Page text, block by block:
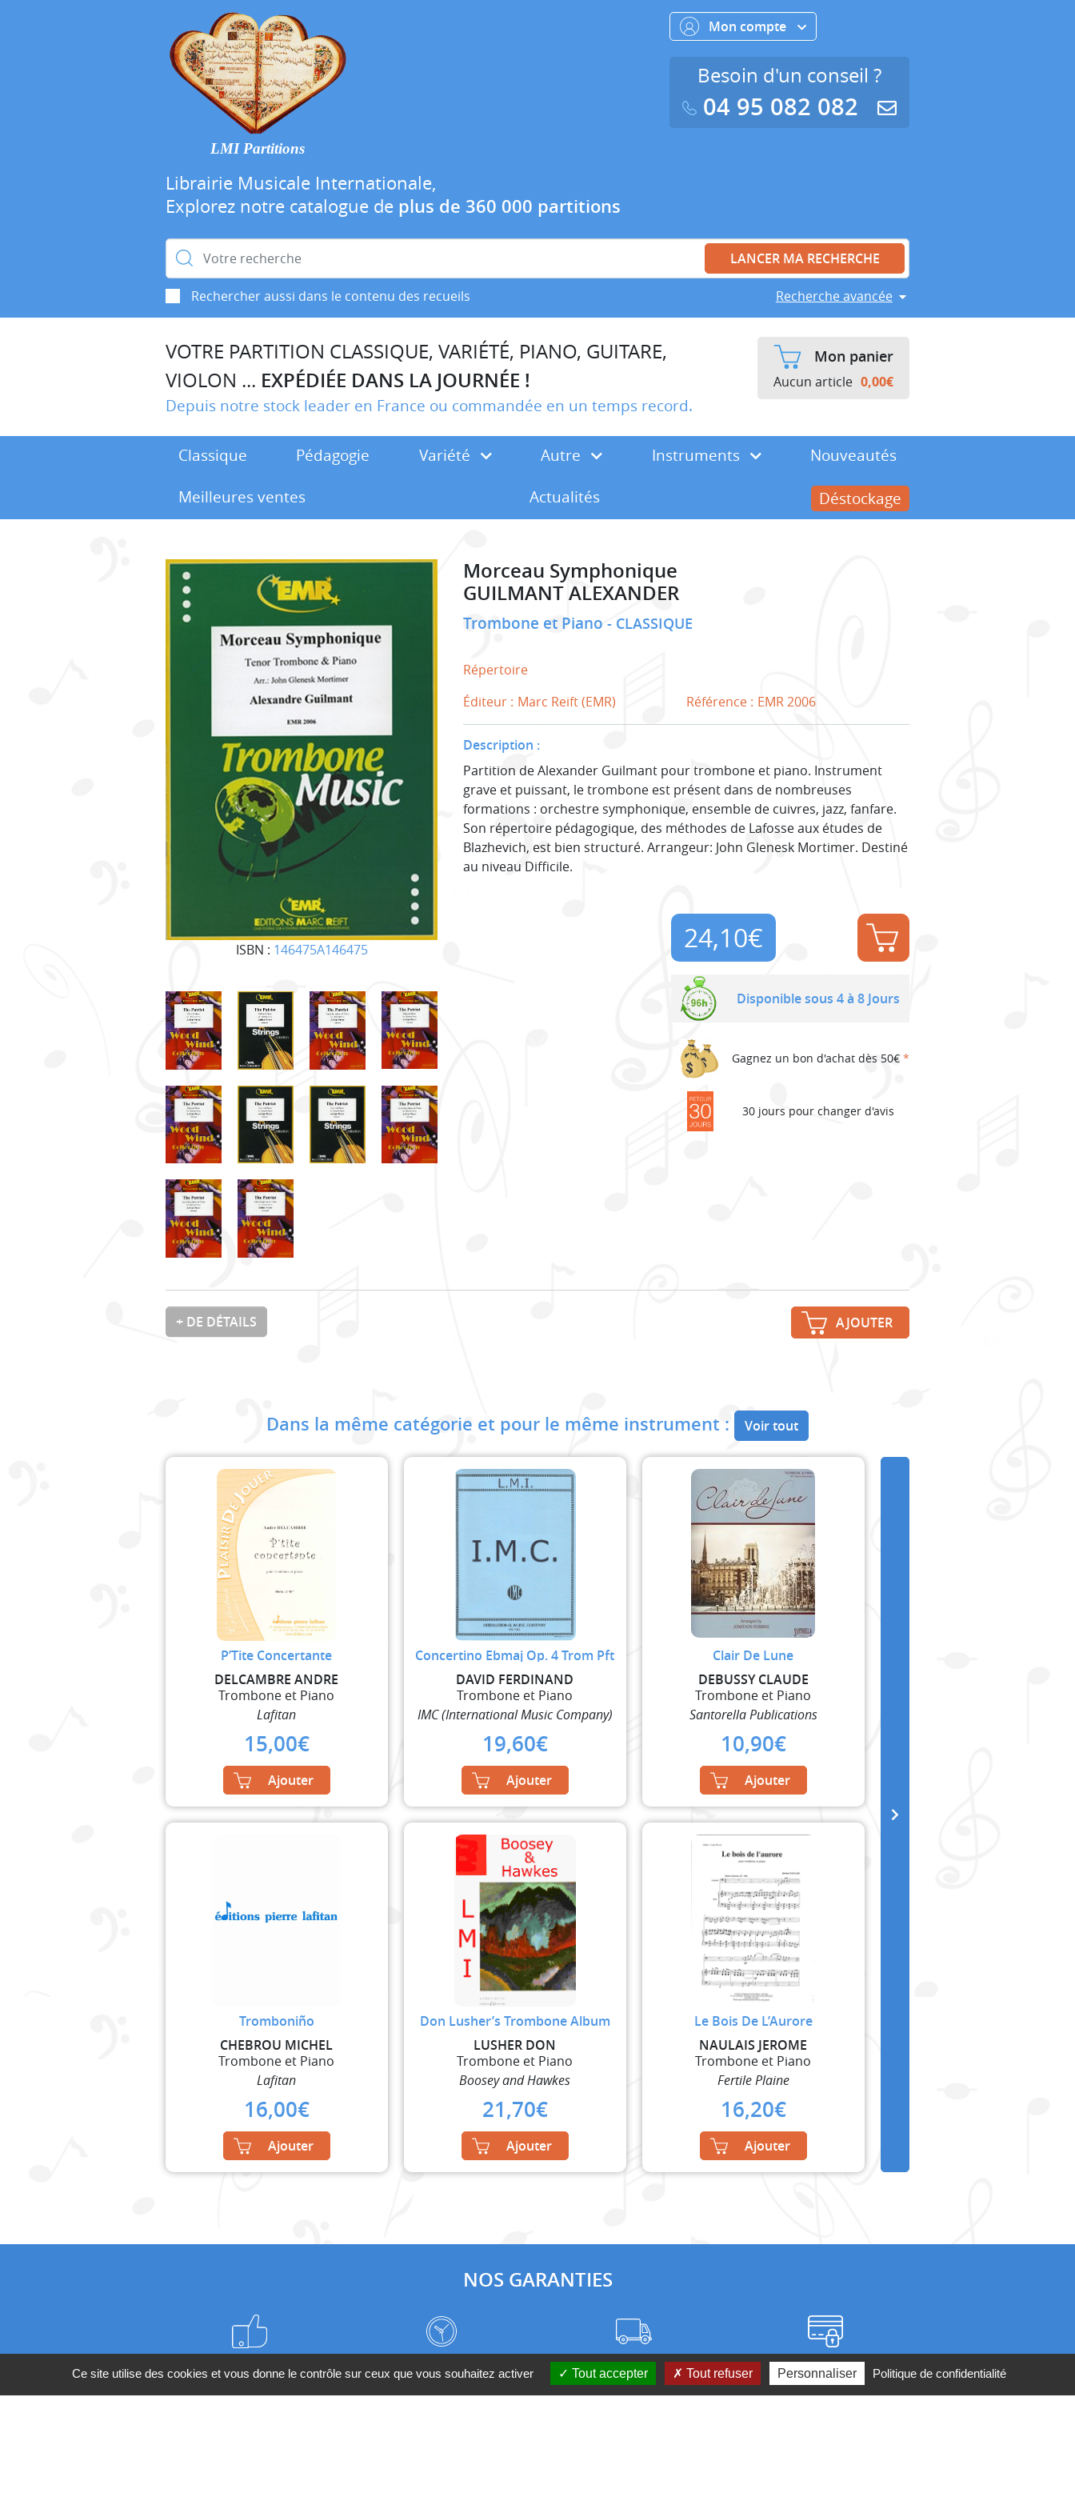
LMI Partitions
Librairie Musicale Internationale,
Explorez notre catalogue de plus de 360 000 partitions
Rechercher :
Rechercher aussi dans le contenu des recueils Recherche avancée
Mon compte
Besoin d'un conseil ?
04 95 082 082
VOTRE PARTITION CLASSIQUE, VARIÉTÉ, PIANO, GUITARE,
VIOLON ... EXPÉDIÉE DANS LA JOURNÉE !
Depuis notre stock leader en France ou commandée en un temps record.
Mon panier
Aucun article 0,00€
Classique Pédagogie Variété Autre Instruments
Nouveautés
Meilleures ventes
Actualités Déstockage
ISBN : 146475A146475
Morceau Symphonique
GUILMANT ALEXANDER
Trombone et Piano CLASSIQUE
Répertoire
Éditeur : Marc Reift (EMR) Référence : EMR 2006
Description :
Partition de Alexander Guilmant pour trombone et piano. Instrument
grave et puissant, le trombone est présent dans de nombreuses
formations : orchestre symphonique, ensemble de cuivres, jazz, fanfare.
Son répertoire pédagogique, des méthodes de Lafosse aux études de
Blazhevich, est bien structuré. Arrangeur: John Glenesk Mortimer. Destiné
au niveau Difficile.
24,10€
Disponible sous 4 à 8 Jours
Gagnez un bon d'achat dès 50€ *
30 jours pour changer d'avis
+ DE DÉTAILS AJOUTER
Dans la même catégorie et pour le même instrument : Voir tout
P’Tite Concertante
DELCAMBRE ANDRE
Trombone et Piano
Lafitan
15,00€
Ajouter
Concertino Ebmaj Op. 4 Trom Pft
DAVID FERDINAND
Trombone et Piano
IMC (International Music Company)
19,60€
Ajouter
Clair De Lune
DEBUSSY CLAUDE
Trombone et Piano
Santorella Publications
10,90€
Ajouter
Tromboniño
CHEBROU MICHEL
Trombone et Piano
Lafitan
16,00€
Ajouter
Don Lusher’s Trombone Album
LUSHER DON
Trombone et Piano
Boosey and Hawkes
21,70€
Ajouter
Le Bois De L’Aurore
NAULAIS JEROME
Trombone et Piano
Fertile Plaine
16,20€
Ajouter
NOS GARANTIES
Meilleurs prix du web Frais de port à prix coûtant Paiement sécurisé
Ce site utilise des cookies et vous donne le contrôle sur ceux que vous souhaitez activer Tout accepter Tout refuser Personnaliser Politique de confidentialité